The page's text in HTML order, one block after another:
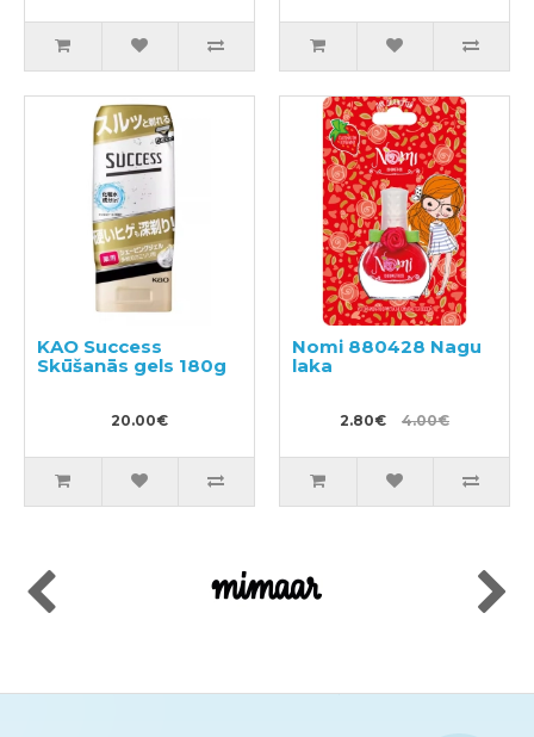
KAO Success
Skūšanās gels 180g
20.00€
Nomi 880428 Nagu
laka
2.80€ 4.00€